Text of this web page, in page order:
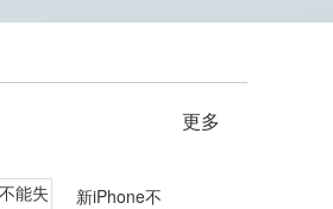
更多
新iPhone不